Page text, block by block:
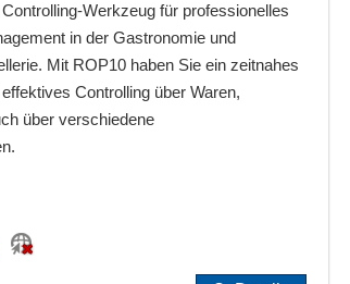
Controlling-Werkzeug für professionelles
in der Gastronomie und
Mit ROP10 haben Sie ein zeitnahes
Controlling über Waren,
über verschiedene